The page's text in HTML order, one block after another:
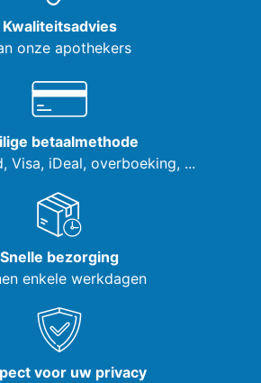
Kwaliteitsadvies
onze apothekers
betaalmethode
Visa, iDeal, overboeking, ...
Snelle bezorging
enkele werkdagen
voor uw privacy